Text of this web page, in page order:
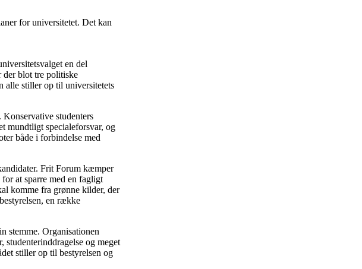
for universitetet. Det kan
en del
der blot tre politiske
alle stiller op til universitetets
studenters
mundtligt specialeforsvar, og
både i forbindelse med
Frit Forum kæmper
at sparre med en fagligt
komme fra grønne kilder, der
en række
stemme. Organisationen
studenterinddragelse og meget
stiller op til bestyrelsen og